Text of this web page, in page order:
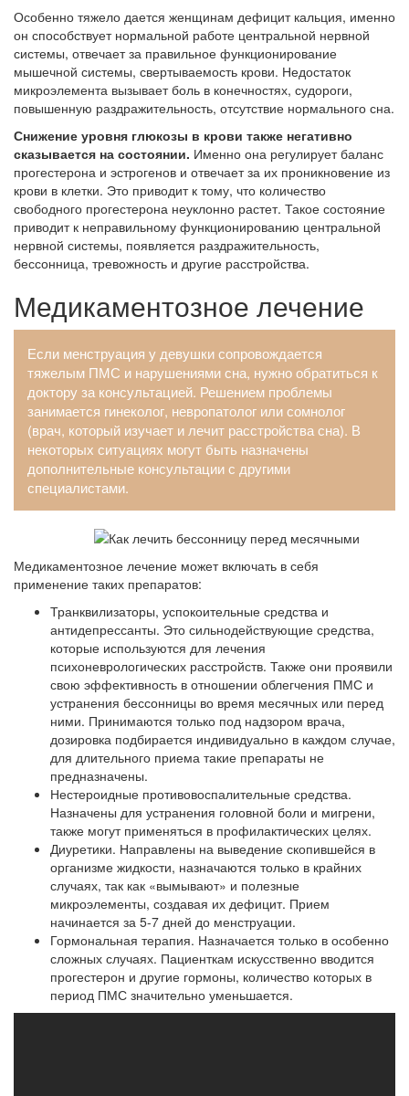
Особенно тяжело дается женщинам дефицит кальция, именно
он способствует нормальной работе центральной нервной
системы, отвечает за правильное функционирование
мышечной системы, свертываемость крови. Недостаток
микроэлемента вызывает боль в конечностях, судороги,
повышенную раздражительность, отсутствие нормального сна.
Снижение уровня глюкозы в крови также негативно
сказывается на состоянии. Именно она регулирует баланс
прогестерона и эстрогенов и отвечает за их проникновение из
крови в клетки. Это приводит к тому, что количество
свободного прогестерона неуклонно растет. Такое состояние
приводит к неправильному функционированию центральной
нервной системы, появляется раздражительность,
бессонница, тревожность и другие расстройства.
Медикаментозное лечение
Если менструация у девушки сопровождается
тяжелым ПМС и нарушениями сна, нужно обратиться к
доктору за консультацией. Решением проблемы
занимается гинеколог, невропатолог или сомнолог
(врач, который изучает и лечит расстройства сна). В
некоторых ситуациях могут быть назначены
дополнительные консультации с другими
специалистами.
Медикаментозное лечение может включать в себя
применение таких препаратов:
Транквилизаторы, успокоительные средства и
антидепрессанты. Это сильнодействующие средства,
которые используются для лечения
психоневрологических расстройств. Также они проявили
свою эффективность в отношении облегчения ПМС и
устранения бессонницы во время месячных или перед
ними. Принимаются только под надзором врача,
дозировка подбирается индивидуально в каждом случае,
для длительного приема такие препараты не
предназначены.
Нестероидные противовоспалительные средства.
Назначены для устранения головной боли и мигрени,
также могут применяться в профилактических целях.
Диуретики. Направлены на выведение скопившейся в
организме жидкости, назначаются только в крайних
случаях, так как «вымывают» и полезные
микроэлементы, создавая их дефицит. Прием
начинается за 5-7 дней до менструации.
Гормональная терапия. Назначается только в особенно
сложных случаях. Пациенткам искусственно вводится
прогестерон и другие гормоны, количество которых в
период ПМС значительно уменьшается.